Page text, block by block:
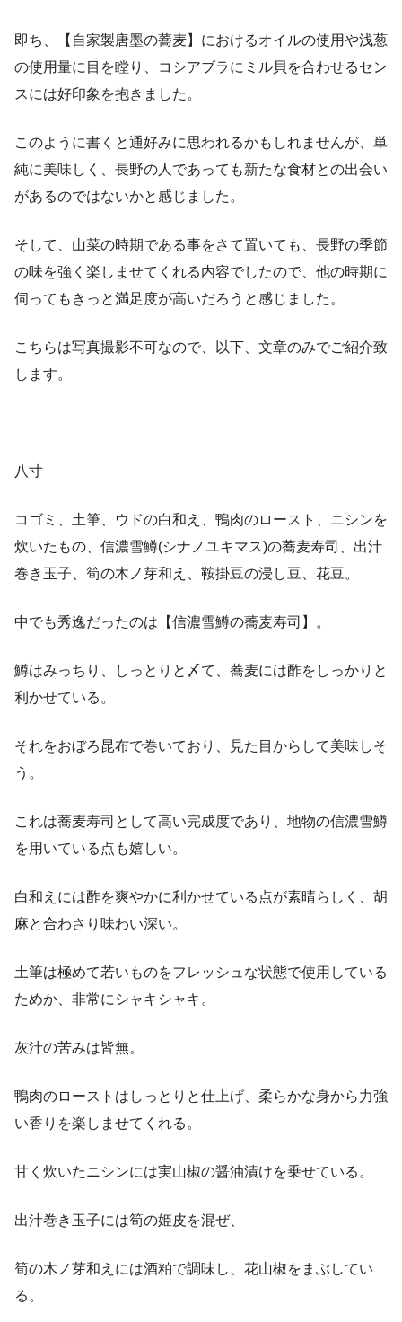
即ち、【自家製唐墨の蕎麦】におけるオイルの使用や浅葱
の使用量に目を瞠り、コシアブラにミル貝を合わせるセン
スには好印象を抱きました。
このように書くと通好みに思われるかもしれませんが、単
純に美味しく、長野の人であっても新たな食材との出会い
があるのではないかと感じました。
そして、山菜の時期である事をさて置いても、長野の季節
の味を強く楽しませてくれる内容でしたので、他の時期に
伺ってもきっと満足度が高いだろうと感じました。
こちらは写真撮影不可なので、以下、文章のみでご紹介致
します。
八寸
コゴミ、土筆、ウドの白和え、鴨肉のロースト、ニシンを
炊いたもの、信濃雪鱒(シナノユキマス)の蕎麦寿司、出汁
巻き玉子、筍の木ノ芽和え、鞍掛豆の浸し豆、花豆。
中でも秀逸だったのは【信濃雪鱒の蕎麦寿司】。
鱒はみっちり、しっとりと〆て、蕎麦には酢をしっかりと
利かせている。
それをおぼろ昆布で巻いており、見た目からして美味しそ
う。
これは蕎麦寿司として高い完成度であり、地物の信濃雪鱒
を用いている点も嬉しい。
白和えには酢を爽やかに利かせている点が素晴らしく、胡
麻と合わさり味わい深い。
土筆は極めて若いものをフレッシュな状態で使用している
ためか、非常にシャキシャキ。
灰汁の苦みは皆無。
鴨肉のローストはしっとりと仕上げ、柔らかな身から力強
い香りを楽しませてくれる。
甘く炊いたニシンには実山椒の醤油漬けを乗せている。
出汁巻き玉子には筍の姫皮を混ぜ、
筍の木ノ芽和えには酒粕で調味し、花山椒をまぶしてい
る。